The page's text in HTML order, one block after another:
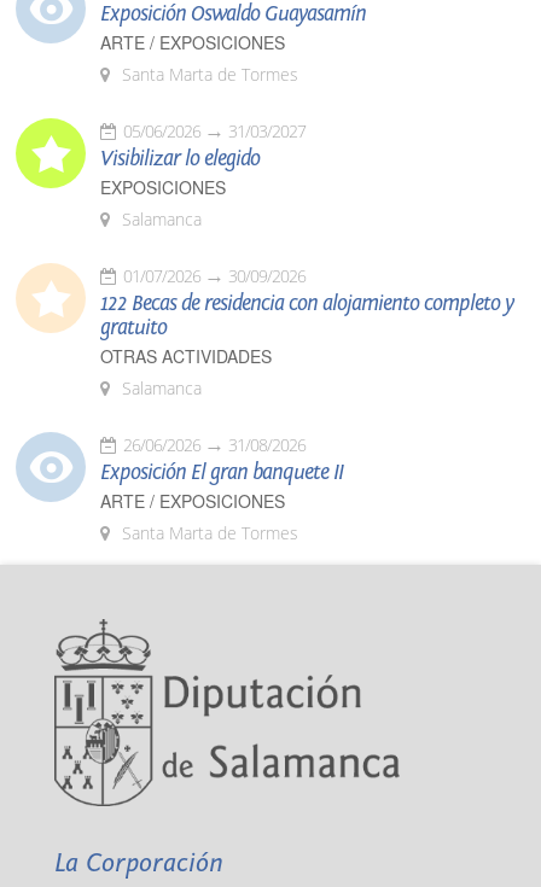
Exposición Oswaldo Guayasamín
ARTE / EXPOSICIONES
Santa Marta de Tormes
05/06/2026 31/03/2027
Visibilizar lo elegido
EXPOSICIONES
Salamanca
01/07/2026 30/09/2026
122 Becas de residencia con alojamiento completo y
gratuito
OTRAS ACTIVIDADES
Salamanca
26/06/2026 31/08/2026
Exposición El gran banquete II
ARTE / EXPOSICIONES
Santa Marta de Tormes
La Corporación